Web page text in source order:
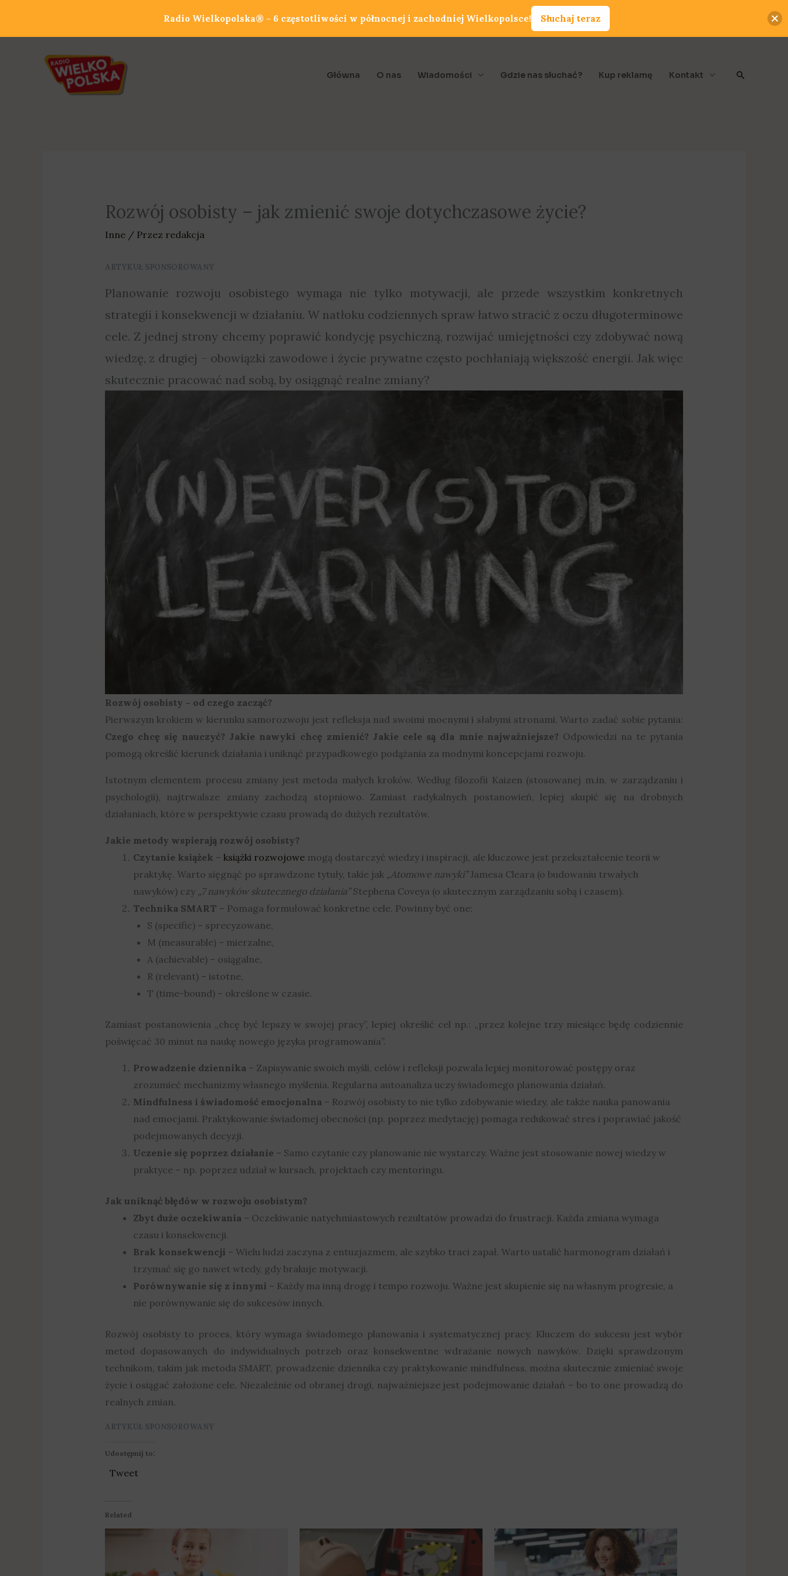
Główna O nas Wiadomości Gdzie nas słuchać? Kup reklamę Kontakt Szukaj
Rozwój osobisty – jak zmienić swoje dotychczasowe życie?
Inne/ Przez redakcja
ARTYKUŁ SPONSOROWANY
Planowanie rozwoju osobistego wymaga nie tylko motywacji, ale przede wszystkim konkretnych
strategii i konsekwencji w działaniu. W natłoku codziennych spraw łatwo stracić z oczu długoterminowe
cele. Z jednej strony chcemy poprawić kondycję psychiczną, rozwijać umiejętności czy zdobywać nową
wiedzę, z drugiej – obowiązki zawodowe i życie prywatne często pochłaniają większość energii. Jak więc
skutecznie pracować nad sobą, by osiągnąć realne zmiany?
Rozwój osobisty – od czego zacząć?
Pierwszym krokiem w kierunku samorozwoju jest refleksja nad swoimi mocnymi i słabymi stronami. Warto zadać sobie pytania:
Czego chcę się nauczyć? Jakie nawyki chcę zmienić? Jakie cele są dla mnie najważniejsze? Odpowiedzi na te pytania
pomogą określić kierunek działania i uniknąć przypadkowego podążania za modnymi koncepcjami rozwoju.
Istotnym elementem procesu zmiany jest metoda małych kroków. Według filozofii Kaizen (stosowanej m.in. w zarządzaniu i
psychologii), najtrwalsze zmiany zachodzą stopniowo. Zamiast radykalnych postanowień, lepiej skupić się na drobnych
działaniach, które w perspektywie czasu prowadą do dużych rezultatów.
Jakie metody wspierają rozwój osobisty?
Czytanie książek – książki rozwojowemogą dostarczyć wiedzy i inspiracji, ale kluczowe jest przekształcenie teorii w
praktykę. Warto sięgnąć po sprawdzone tytuły, takie jak „Atomowe nawyki”Jamesa Cleara (o budowaniu trwałych
nawyków) czy „7 nawyków skutecznego działania”Stephena Coveya (o skutecznym zarządzaniu sobą i czasem).
Technika SMART – Pomaga formułować konkretne cele. Powinny być one:
S (specific) – sprecyzowane,
M (measurable) – mierzalne,
A (achievable) – osiągalne,
R (relevant) – istotne,
T (time-bound) – określone w czasie.
Zamiast postanowienia „chcę być lepszy w swojej pracy”, lepiej określić cel np.: „przez kolejne trzy miesiące będę codziennie
poświęcać 30 minut na naukę nowego języka programowania”.
Prowadzenie dziennika – Zapisywanie swoich myśli, celów i refleksji pozwala lepiej monitorować postępy oraz
zrozumieć mechanizmy własnego myślenia. Regularna autoanaliza uczy świadomego planowania działań.
Mindfulness i świadomość emocjonalna – Rozwój osobisty to nie tylko zdobywanie wiedzy, ale także nauka panowania
nad emocjami. Praktykowanie świadomej obecności (np. poprzez medytację) pomaga redukować stres i poprawiać jakość
podejmowanych decyzji.
Uczenie się poprzez działanie – Samo czytanie czy planowanie nie wystarczy. Ważne jest stosowanie nowej wiedzy w
praktyce – np. poprzez udział w kursach, projektach czy mentoringu.
Jak uniknąć błędów w rozwoju osobistym?
Zbyt duże oczekiwania – Oczekiwanie natychmiastowych rezultatów prowadzi do frustracji. Każda zmiana wymaga
czasu i konsekwencji.
Brak konsekwencji – Wielu ludzi zaczyna z entuzjazmem, ale szybko traci zapał. Warto ustalić harmonogram działań i
trzymać się go nawet wtedy, gdy brakuje motywacji.
Porównywanie się z innymi – Każdy ma inną drogę i tempo rozwoju. Ważne jest skupienie się na własnym progresie, a
nie porównywanie się do sukcesów innych.
Rozwój osobisty to proces, który wymaga świadomego planowania i systematycznej pracy. Kluczem do sukcesu jest wybór
metod dopasowanych do indywidualnych potrzeb oraz konsekwentne wdrażanie nowych nawyków. Dzięki sprawdzonym
technikom, takim jak metoda SMART, prowadzenie dziennika czy praktykowanie mindfulness, można skutecznie zmieniać swoje
życie i osiągać założone cele. Niezależnie od obranej drogi, najważniejsze jest podejmowanie działań – bo to one prowadzą do
realnych zmian.
ARTYKUŁ SPONSOROWANY
Udostępnij to:
Tweet
Related
Radio Wielkopolska® - 6 częstotliwości w północnej i zachodniej Wielkopolsce! Słuchaj teraz